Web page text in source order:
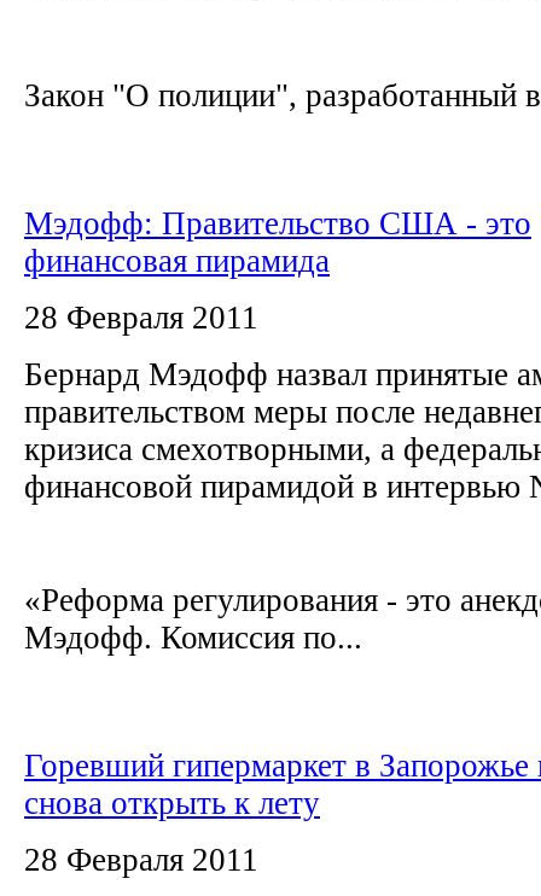
Закон "О полиции", разработанный
Мэдофф: Правительство США - это
финансовая пирамида
28 Февраля 2011
Бернард Мэдофф назвал принятые
правительством меры после
кризиса смехотворными, а
финансовой пирамидой в интервью
«Реформа регулирования - это
Мэдофф. Комиссия по...
Горевший гипермаркет в
снова открыть к лету
28 Февраля 2011